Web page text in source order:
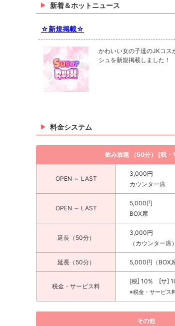
新着＆ホットニュース
☆新規掲載☆
かわいい女の子達のJKコス
シュを新規掲載しました！
料金システム
飲み放題 （50分） [税・
OPEN ～ LAST
3,000円
カウンター席
OPEN ～ LAST
5,000円
BOX席
延長（50分）
3,000円
（カウンター席）
延長（50分） 5,000円（BOX席
税金・サービス料
[税] 10% [サ]
※税金・サービス
その他